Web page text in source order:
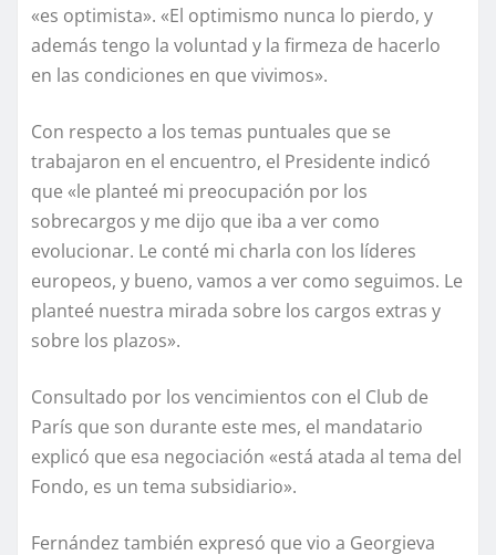
«es optimista». «El optimismo nunca lo pierdo, y
además tengo la voluntad y la firmeza de hacerlo
en las condiciones en que vivimos».
Con respecto a los temas puntuales que se
trabajaron en el encuentro, el Presidente indicó
que «le planteé mi preocupación por los
sobrecargos y me dijo que iba a ver como
evolucionar. Le conté mi charla con los líderes
europeos, y bueno, vamos a ver como seguimos. Le
planteé nuestra mirada sobre los cargos extras y
sobre los plazos».
Consultado por los vencimientos con el Club de
París que son durante este mes, el mandatario
explicó que esa negociación «está atada al tema del
Fondo, es un tema subsidiario».
Fernández también expresó que vio a Georgieva